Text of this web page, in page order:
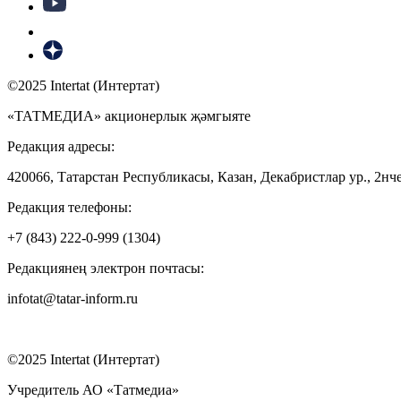
©2025 Intertat (Интертат)
«ТАТМЕДИА» акционерлык җәмгыяте
Редакция адресы:
420066, Татарстан Республикасы, Казан, Декабристлар ур.,
Редакция телефоны:
+7 (843) 222-0-999 (1304)
Редакциянең электрон почтасы:
infotat@tatar-inform.ru
©2025 Intertat (Интертат)
Учредитель АО «Татмедиа»